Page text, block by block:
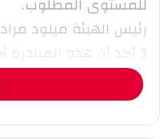
رئيس الهيئة ميلود
3 أكد أن هذه
الواقع الإعلامي،
المختصة سواء في
الصحافة المكتوبة